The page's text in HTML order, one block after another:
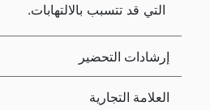
التي قد تتسبب بالالتهابات.
إرشادات التحضير
العلامة التجارية